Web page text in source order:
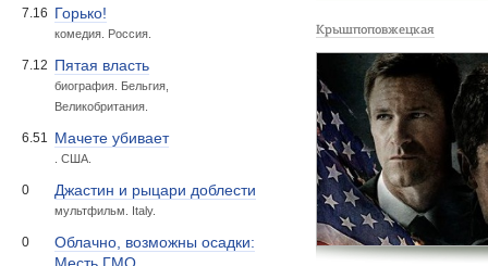
7.16 Горько!
комедия. Россия.
7.12 Пятая власть
биография. Бельгия,
Великобритания.
6.51 Мачете убивает
. США.
0 Джастин и рыцари доблести
мультфильм. Italy.
0
Облачно, возможны осадки:
Крышпоповжецкая